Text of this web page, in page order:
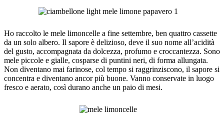
Ho raccolto le mele limoncelle a fine settembre, ben quattro cassette
da un solo albero. Il sapore è delizioso, deve il suo nome all’acidità
del gusto, accompagnata da dolcezza, profumo e croccantezza. Sono
mele piccole e gialle, cosparse di puntini neri, di forma allungata.
Non diventano mai farinose, col tempo si raggrinziscono, il sapore si
concentra e diventano ancor più buone. Vanno conservate in luogo
fresco e aerato, così durano anche un paio di mesi.